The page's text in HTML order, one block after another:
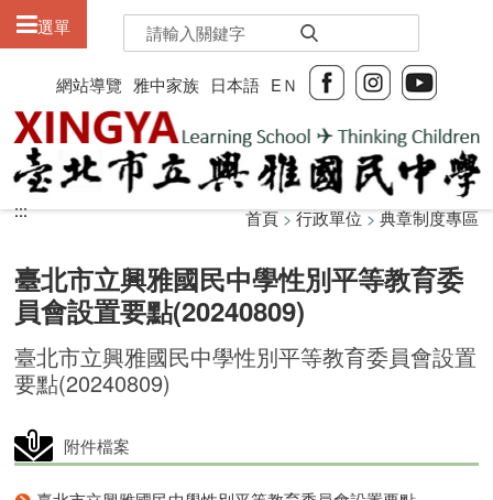
網站導覽 雅中家族 日本語 EＮ
選單
:::
:::
臺北市立興雅國民中學性別平等教育委
員會設置要點(20240809)
首頁>行政單位>典章制度專區
臺北市立興雅國民中學性別平等教育委員會設置
要點(20240809)
附件檔案